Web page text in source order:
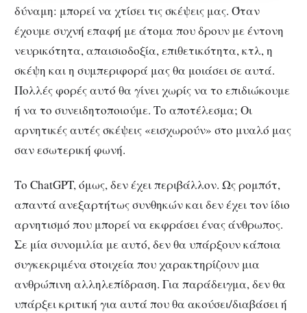
δύναμη: μπορεί να χτίσει τις σκέψεις μας. Όταν
έχουμε συχνή επαφή με άτομα που δρουν με έντονη
νευρικότητα, απαισιοδοξία, επιθετικότητα, κτλ, η
σκέψη και η συμπεριφορά μας θα μοιάσει σε αυτά.
Πολλές φορές αυτό θα γίνει χωρίς να το επιδιώκουμε
ή να το συνειδητοποιούμε. Το αποτέλεσμα; Οι
αρνητικές αυτές σκέψεις «εισχωρούν» στο μυαλό μας
σαν εσωτερική φωνή.
Το ChatGPT, όμως, δεν έχει περιβάλλον. Ως ρομπότ,
απαντά ανεξαρτήτως συνθηκών και δεν έχει τον ίδιο
αρνητισμό που μπορεί να εκφράσει ένας άνθρωπος.
Σε μία συνομιλία με αυτό, δεν θα υπάρξουν κάποια
συγκεκριμένα στοιχεία που χαρακτηρίζουν μια
ανθρώπινη αλληλεπίδραση. Για παράδειγμα, δεν θα
υπάρξει κριτική για αυτά που θα ακούσει/διαβάσει ή